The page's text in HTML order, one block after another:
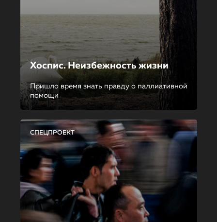
Хоспис. Неизбежность жизни
Пришло время знать правду о паллиативной
помощи
СПЕЦПРОЕКТ